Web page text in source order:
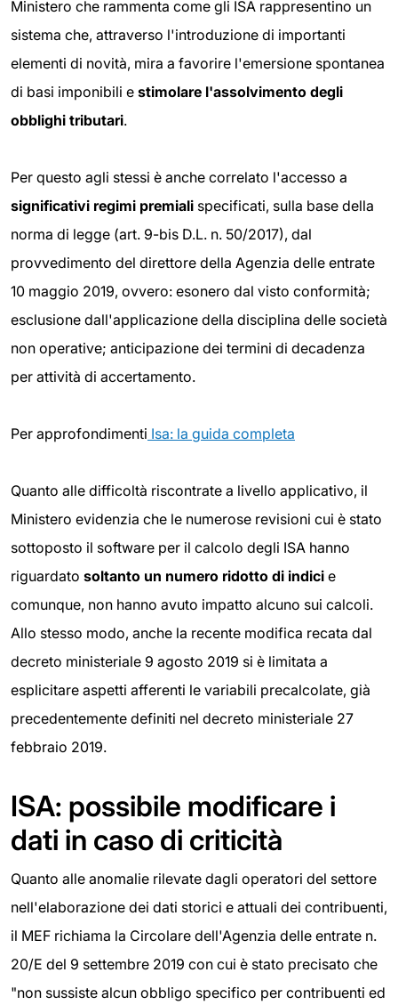
Ministero che rammenta come gli ISA rappresentino un
sistema che, attraverso l'introduzione di importanti
elementi di novità, mira a favorire l'emersione spontanea
di basi imponibili e stimolare l'assolvimento degli
obblighi tributari.
Per questo agli stessi è anche correlato l'accesso a
significativi regimi premiali specificati, sulla base della
norma di legge (art. 9-bis D.L. n. 50/2017), dal
provvedimento del direttore della Agenzia delle entrate
10 maggio 2019, ovvero: esonero dal visto conformità;
esclusione dall'applicazione della disciplina delle società
non operative; anticipazione dei termini di decadenza
per attività di accertamento.
Per approfondimenti Isa: la guida completa
Quanto alle difficoltà riscontrate a livello applicativo, il
Ministero evidenzia che le numerose revisioni cui è stato
sottoposto il software per il calcolo degli ISA hanno
riguardato soltanto un numero ridotto di indici e
comunque, non hanno avuto impatto alcuno sui calcoli.
Allo stesso modo, anche la recente modifica recata dal
decreto ministeriale 9 agosto 2019 si è limitata a
esplicitare aspetti afferenti le variabili precalcolate, già
precedentemente definiti nel decreto ministeriale 27
febbraio 2019.
ISA: possibile modificare i
dati in caso di criticità
Quanto alle anomalie rilevate dagli operatori del settore
nell'elaborazione dei dati storici e attuali dei contribuenti,
il MEF richiama la Circolare dell'Agenzia delle entrate n.
20/E del 9 settembre 2019 con cui è stato precisato che
"non sussiste alcun obbligo specifico per contribuenti ed